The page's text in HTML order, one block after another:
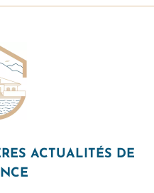
ACTUALITÉS DE